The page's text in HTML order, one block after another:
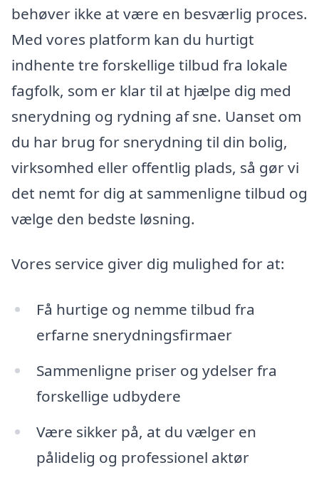
behøver ikke at være en besværlig proces.
Med vores platform kan du hurtigt
indhente tre forskellige tilbud fra lokale
fagfolk, som er klar til at hjælpe dig med
snerydning og rydning af sne. Uanset om
du har brug for snerydning til din bolig,
virksomhed eller offentlig plads, så gør vi
det nemt for dig at sammenligne tilbud og
vælge den bedste løsning.
Vores service giver dig mulighed for at:
Få hurtige og nemme tilbud fra
erfarne snerydningsfirmaer
Sammenligne priser og ydelser fra
forskellige udbydere
Være sikker på, at du vælger en
pålidelig og professionel aktør